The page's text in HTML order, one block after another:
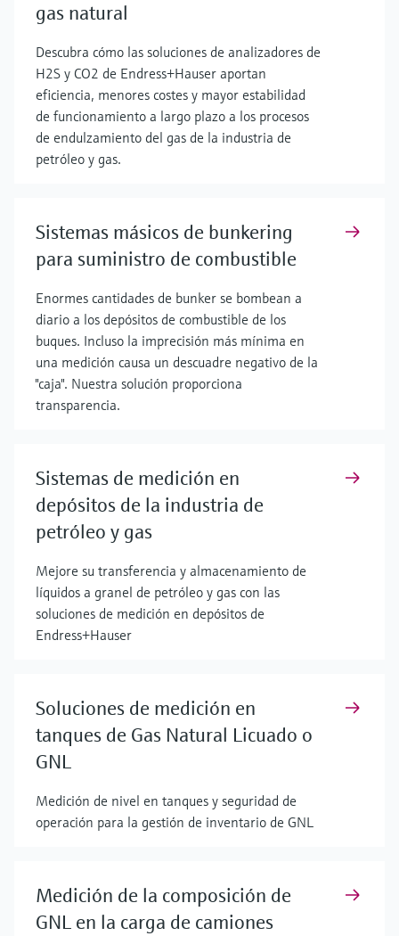
gas natural
Descubra cómo las soluciones de analizadores de
H2S y CO2 de Endress+Hauser aportan
eficiencia, menores costes y mayor estabilidad
de funcionamiento a largo plazo a los procesos
de endulzamiento del gas de la industria de
petróleo y gas.
Sistemas másicos de bunkering
para suministro de combustible
Enormes cantidades de bunker se bombean a
diario a los depósitos de combustible de los
buques. Incluso la imprecisión más mínima en
una medición causa un descuadre negativo de la
"caja". Nuestra solución proporciona
transparencia.
Sistemas de medición en
depósitos de la industria de
petróleo y gas
Mejore su transferencia y almacenamiento de
líquidos a granel de petróleo y gas con las
soluciones de medición en depósitos de
Endress+Hauser
Soluciones de medición en
tanques de Gas Natural Licuado o
GNL
Medición de nivel en tanques y seguridad de
operación para la gestión de inventario de GNL
Medición de la composición de
GNL en la carga de camiones